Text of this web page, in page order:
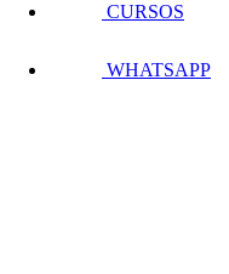
CURSOS
WHATSAPP